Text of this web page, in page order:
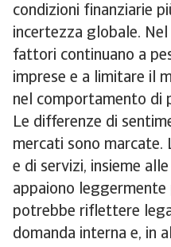
condizioni finanziarie
incertezza globale.
fattori continuano a
imprese e a limitare il
nel comportamento di
Le differenze di
mercati sono marcate.
e di servizi, insieme
appaiono
potrebbe riflettere
domanda interna e, in